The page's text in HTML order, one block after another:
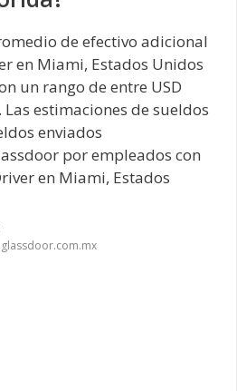
de efectivo adicional
en Miami, Estados Unidos
un rango de entre USD
Las estimaciones de sueldos
enviados
por empleados con
en Miami, Estados